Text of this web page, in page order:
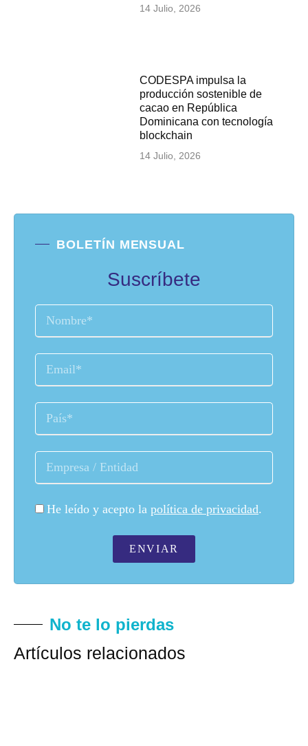
14 Julio, 2026
CODESPA impulsa la
producción sostenible de
cacao en República
Dominicana con tecnología
blockchain
14 Julio, 2026
BOLETÍN MENSUAL
Suscríbete
He leído y acepto la política de privacidad.
ENVIAR
No te lo pierdas
Artículos relacionados